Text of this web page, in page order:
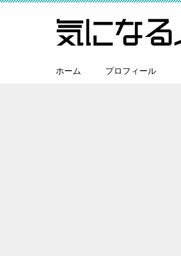
ホーム プロフィール